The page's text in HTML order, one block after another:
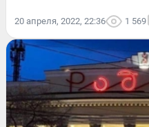
20 апреля, 2022, 22:36 1 569